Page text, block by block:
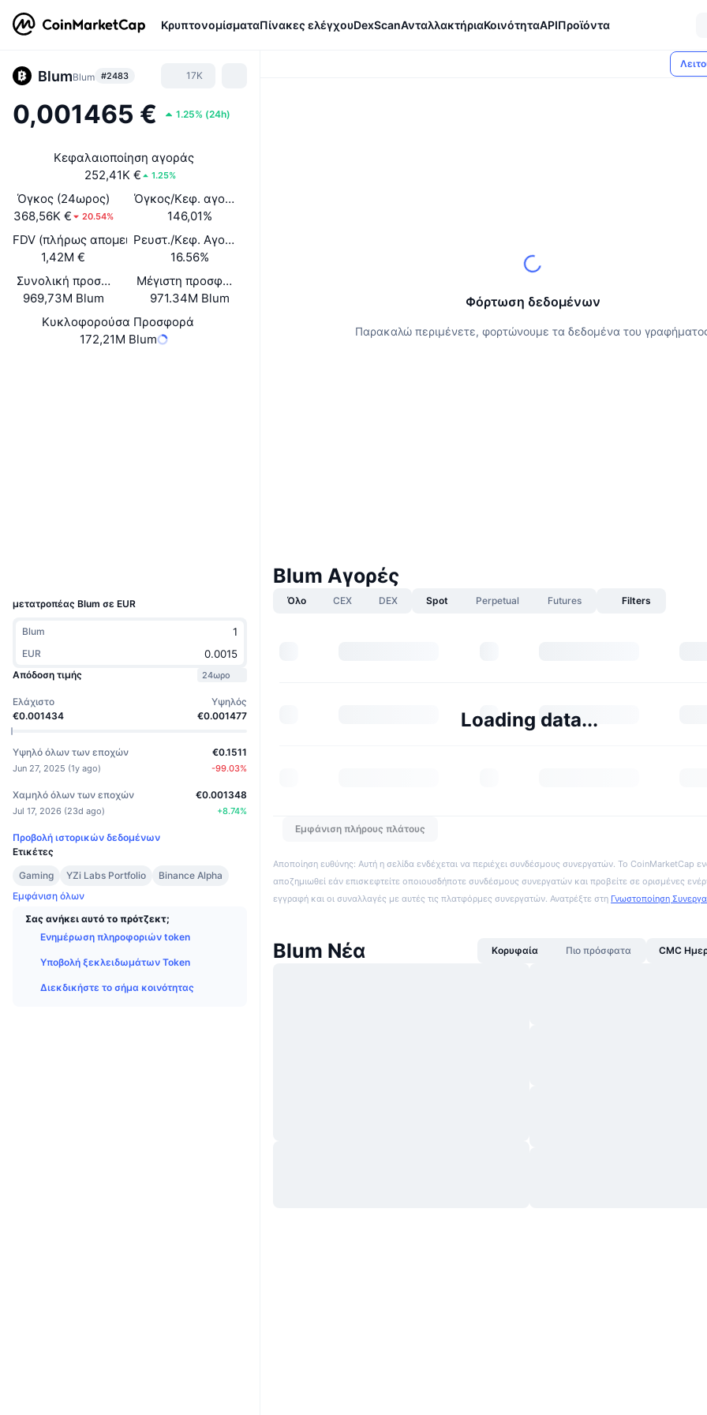
ΚρυπτονομίσματαΠίνακες ελέγχουDexScanΑνταλλακτήριαΚοινότηταAPIΠροϊόντα
BlumBlum #2483 17K
0,001465 € 1.25% (24h)
Κεφαλαιοποίηση αγοράς
252,41K €
1.25%
Όγκος (24ωρος)
368,56K €
20.54%
Όγκος/Κεφ. αγοράς (24ώ)
146,01%
FDV (πλήρως απομειωμένη αξία)
1,42M €
Ρευστ./Κεφ. Αγοράς
16.56%
Συνολική προσφορά
969,73M Blum
Μέγιστη προσφορά
971.34M Blum
Κυκλοφορούσα Προσφορά
172,21M Blum
μετατροπέας Blum σε EUR
Blum
EUR
Απόδοση τιμής
24ωρο
Ελάχιστο
€0.001434
Υψηλός
€0.001477
Υψηλό όλων των εποχών
Jun 27, 2025 (1y ago)
€0.1511
-99.03%
Χαμηλό όλων των εποχών
Jul 17, 2026 (23d ago)
€0.001348
+8.74%
Προβολή ιστορικών δεδομένων
Ετικέτες
Gaming
YZi Labs Portfolio
Binance Alpha
Εμφάνιση όλων
Σας ανήκει αυτό το πρότζεκτ;
Ενημέρωση πληροφοριών token
Υποβολή ξεκλειδωμάτων Token
Διεκδικήστε το σήμα κοινότητας
Φόρτωση δεδομένων
Παρακαλώ περιμένετε, φορτώνουμε τα δεδομένα του
Blum Αγορές
Όλο CEX DEX Spot Perpetual Futures Filters
Loading data...
Εμφάνιση πλήρους πλάτους
Αποποίηση ευθύνης: Αυτή η σελίδα ενδέχεται να περιέχει συνδέσμους συνεργατών. Το CoinMarketCap
αποζημιωθεί εάν επισκεφτείτε οποιουσδήποτε συνδέσμους συνεργατών και προβείτε σε ορισμένες
εγγραφή και οι συναλλαγές με αυτές τις πλατφόρμες συνεργατών. Ανατρέξτε στη Γνωστοποίηση
Blum Νέα Κορυφαία Πιο πρόσφατα CMC